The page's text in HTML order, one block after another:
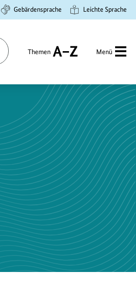
Gebärdensprache Leichte Sprache
Themen
A
Menü